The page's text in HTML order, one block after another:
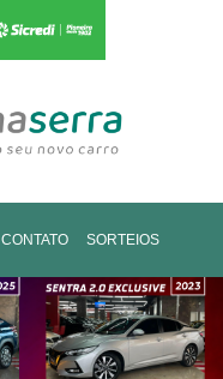
CONTATO SORTEIOS